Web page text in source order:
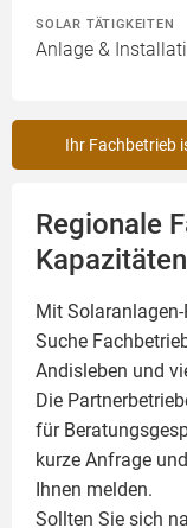
SOLAR TÄTIGKEITEN
Anlage &
Ihr Fachbetrieb
Regionale
Mit
Suche
Andisleben und
Die
für
kurze Anfrage
Ihnen melden.
Sollten Sie sich